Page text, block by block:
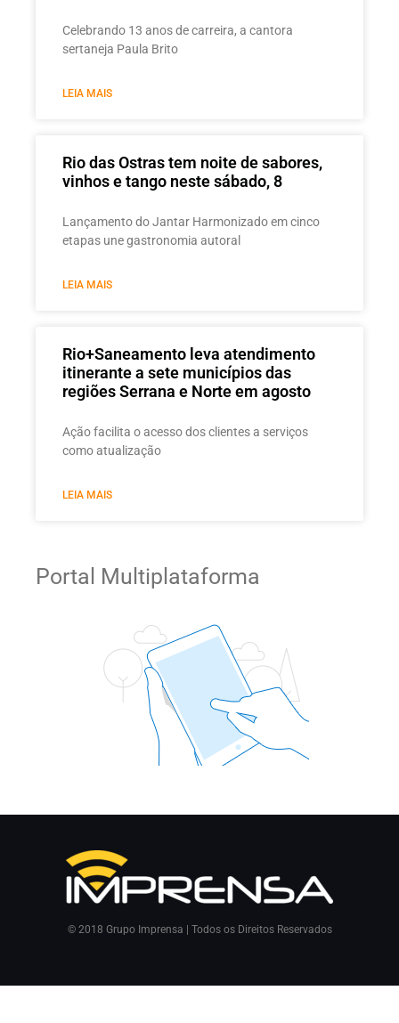
Celebrando 13 anos de carreira, a cantora
sertaneja Paula Brito
LEIA MAIS
Rio das Ostras tem noite de sabores,
vinhos e tango neste sábado, 8
Lançamento do Jantar Harmonizado em cinco
etapas une gastronomia autoral
LEIA MAIS
Rio+Saneamento leva atendimento
itinerante a sete municípios das
regiões Serrana e Norte em agosto
Ação facilita o acesso dos clientes a serviços
como atualização
LEIA MAIS
Portal Multiplataforma
© 2018 Grupo Imprensa | Todos os Direitos Reservados